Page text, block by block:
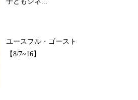
ユースフル・ゴースト
【8/7~16】